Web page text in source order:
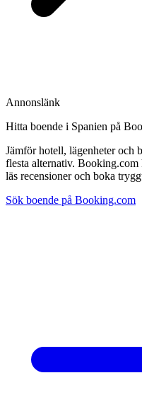
Annonslänk
Hitta boende i Spanien på
Jämför hotell, lägenheter och
flesta alternativ.
läs recensioner och boka
Sök boende på Booking.com